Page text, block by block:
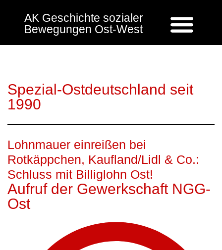
AK Geschichte sozialer
Bewegungen Ost-West
Spezial-Ostdeutschland seit
1990
Lohnmauer einreißen bei
Rotkäppchen, Kaufland/Lidl & Co.:
Schluss mit Billiglohn Ost!
Aufruf der Gewerkschaft NGG-
Ost